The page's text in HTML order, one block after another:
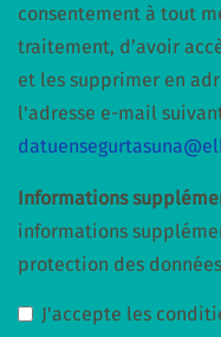
consentement à tout
traitement, d’avoir
et les supprimer en
l'adresse e-mail
Informations
informations
protection des
J'accepte les